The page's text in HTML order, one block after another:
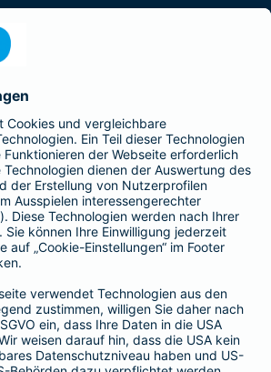
ist Teil der BarmeniaGothaer
BELIEBTE SEITEN
Zusatzversicherung
Tierversicherungen
Haftpflichtversicherung
Hausratversicherung
Adresse ändern
Schaden melden
Kilometerstandsmeldung